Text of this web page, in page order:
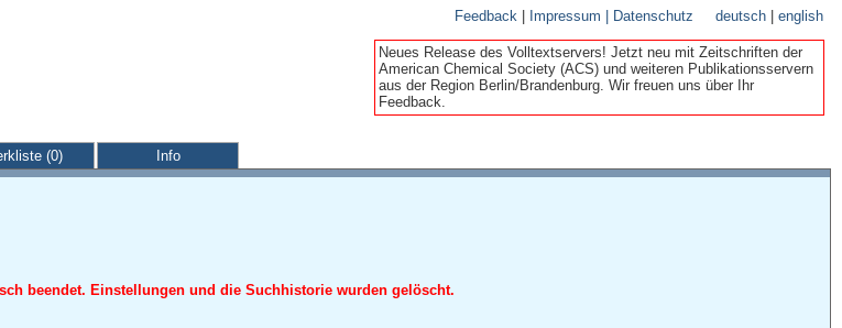
Feedback Impressum | Datenschutz deutsch |english
Neues Release des Volltextservers! Jetzt neu mit Zeitschriften der
American Chemical Society (ACS) und weiteren Publikationsservern
aus der Region Berlin/Brandenburg. Wir freuen uns über Ihr
Feedback.
(0) Info
beendet. Einstellungen und die Suchhistorie wurden gelöscht.